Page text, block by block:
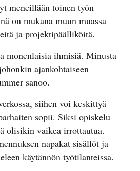
meneillään toinen työn
on mukana muun muassa
ja projektipäälliköitä.
monenlaisia ihmisiä. Minusta
ajankohtaiseen
sanoo.
siihen voi keskittyä
sopii. Siksi opiskelu
olisikin vaikea irrottautua.
napakat sisällöt ja
käytännön työtilanteissa.